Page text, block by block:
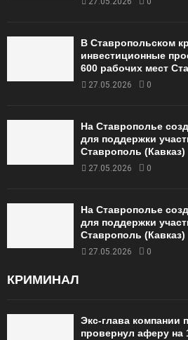
В Ставропольском
инвестиционные
600 рабочих мест
27.05.2026 0
На Ставрополье
для поддержки
Ставрополь (Кавказ)
27.05.2026 0
На Ставрополье
для поддержки
Ставрополь (Кавказ)
27.05.2026 0
КРИМИНАЛ
Экс-глава компании
провернул аферу на